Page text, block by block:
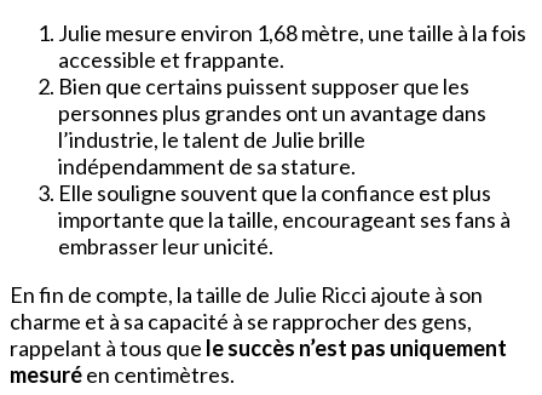
Julie mesure environ 1,68 mètre, une taille à la fois
accessible et frappante.
Bien que certains puissent supposer que les
personnes plus grandes ont un avantage dans
l’industrie, le talent de Julie brille
indépendamment de sa stature.
Elle souligne souvent que la confiance est plus
importante que la taille, encourageant ses fans à
embrasser leur unicité.
En fin de compte, la taille de Julie Ricci ajoute à son
charme et à sa capacité à se rapprocher des gens,
rappelant à tous que le succès n’est pas uniquement
mesuréen centimètres.